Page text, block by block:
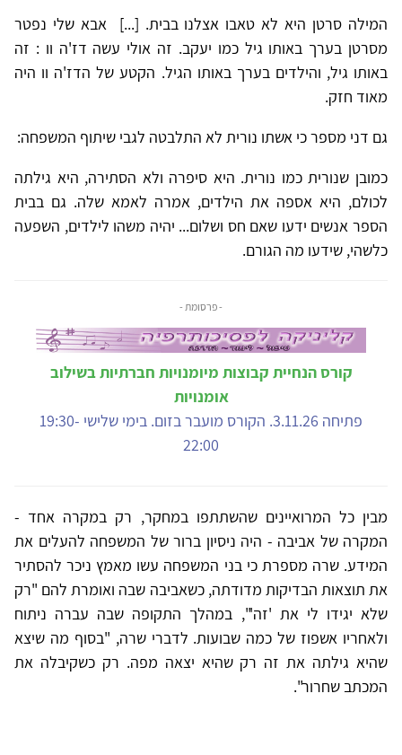
המילה סרטן היא לא טאבו אצלנו בבית. [...] אבא שלי נפטר
מסרטן בערך באותו גיל כמו יעקב. זה אולי עשה דז'ה וו : זה
באותו גיל, והילדים בערך באותו הגיל. הקטע של הדז'ה וו היה
מאוד חזק.
גם דני מספר כי אשתו נורית לא התלבטה לגבי שיתוף המשפחה:
כמובן שנורית כמו נורית. היא סיפרה ולא הסתירה, היא גילתה
לכולם, היא אספה את הילדים, אמרה לאמא שלה. גם בבית
הספר אנשים ידעו שאם חס ושלום... יהיה משהו לילדים, השפעה
כלשהי, שידעו מה הגורם.
- פרסומת -
קורס הנחיית קבוצות מיומנויות חברתיות בשילוב
אומנויות
פתיחה 3.11.26. הקורס מועבר בזום. בימי שלישי 19:30-
22:00
מבין כל המרואיינים שהשתתפו במחקר, רק במקרה אחד -
המקרה של אביבה - היה ניסיון ברור של המשפחה להעלים את
המידע. שרה מספרת כי בני המשפחה עשו מאמץ ניכר להסתיר
את תוצאות הבדיקות מדודתה, כשאביבה שבה ואומרת להם "רק
שלא יגידו לי את 'זה'", במהלך התקופה שבה עברה ניתוח
ולאחריו אשפוז של כמה שבועות. לדברי שרה, "בסוף מה שיצא
שהיא גילתה את זה רק שהיא יצאה מפה. רק כשקיבלה את
המכתב שחרור".